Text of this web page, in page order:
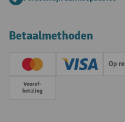
Betaalmethoden
Creditcard (Master)
Creditcard
Vooruitbetaling